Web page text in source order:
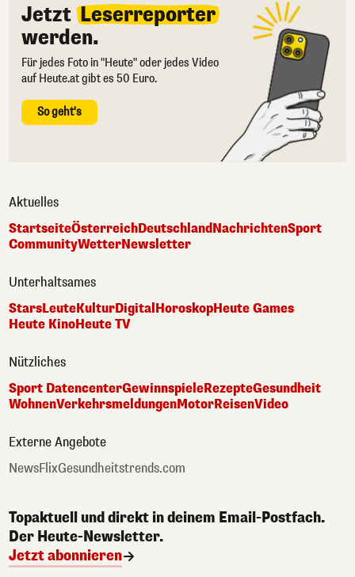
Jetzt Leserreporter
werden.
Für jedes Foto in "Heute" oder jedes Video
auf Heute.at gibt es 50 Euro.
So geht's
Aktuelles
StartseiteÖsterreichDeutschlandNachrichtenSport
CommunityWetterNewsletter
Unterhaltsames
StarsLeuteKulturDigitalHoroskopHeute Games
Heute KinoHeute TV
Nützliches
Sport DatencenterGewinnspieleRezepteGesundheit
WohnenVerkehrsmeldungenMotorReisenVideo
Externe Angebote
NewsFlixGesundheitstrends.com
Topaktuell und direkt in deinem Email-Postfach.
Der Heute-Newsletter.
Jetzt abonnieren